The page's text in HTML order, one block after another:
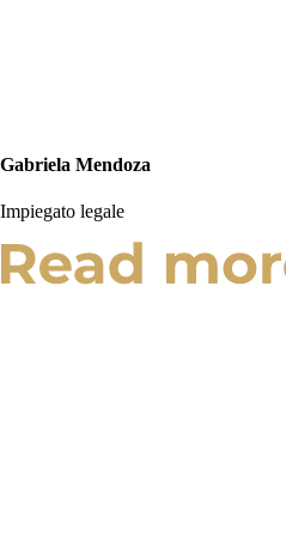
Gabriela Mendoza
Impiegato legale